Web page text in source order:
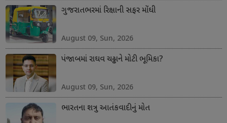
ગુજરાતભરમાં રિક્ષાની સફર મોંઘી
August 09, Sun, 2026
પંજાબમાં રાઘવ ચઢ્ઢાને મોટી ભૂમિકા?
August 09, Sun, 2026
ભારતના શત્રુ આતંકવાદીનું મોત